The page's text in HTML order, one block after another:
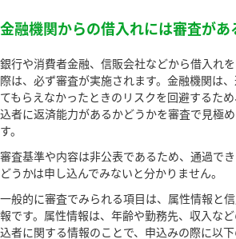
金融機関からの借入れには審査があ
銀行や消費者金融、信販会社などから借入れ
際は、必ず審査が実施されます。金融機関は
てもらえなかったときのリスクを回避するた
込者に返済能力があるかどうかを審査で見極
す。
審査基準や内容は非公表であるため、通過で
どうかは申し込んでみないと分かりません。
一般的に審査でみられる項目は、属性情報と
報です。属性情報は、年齢や勤務先、収入な
込者に関する情報のことで、申込みの際に以下